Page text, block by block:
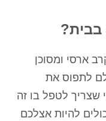
ארסי ומסוכן
לתפוס את
שצריך לטפל בו זה
להיות אצלכם